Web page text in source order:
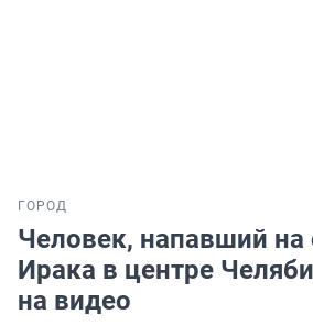
ГОРОД
Человек, напавший на
Ирака в центре
на видео